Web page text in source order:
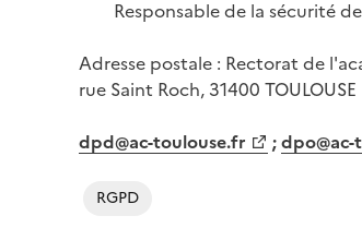
Responsable de la sécurité
Adresse postale : Rectorat de
rue Saint Roch, 31400 TOULOUSE
dpd@ac-toulouse.fr
;
RGPD